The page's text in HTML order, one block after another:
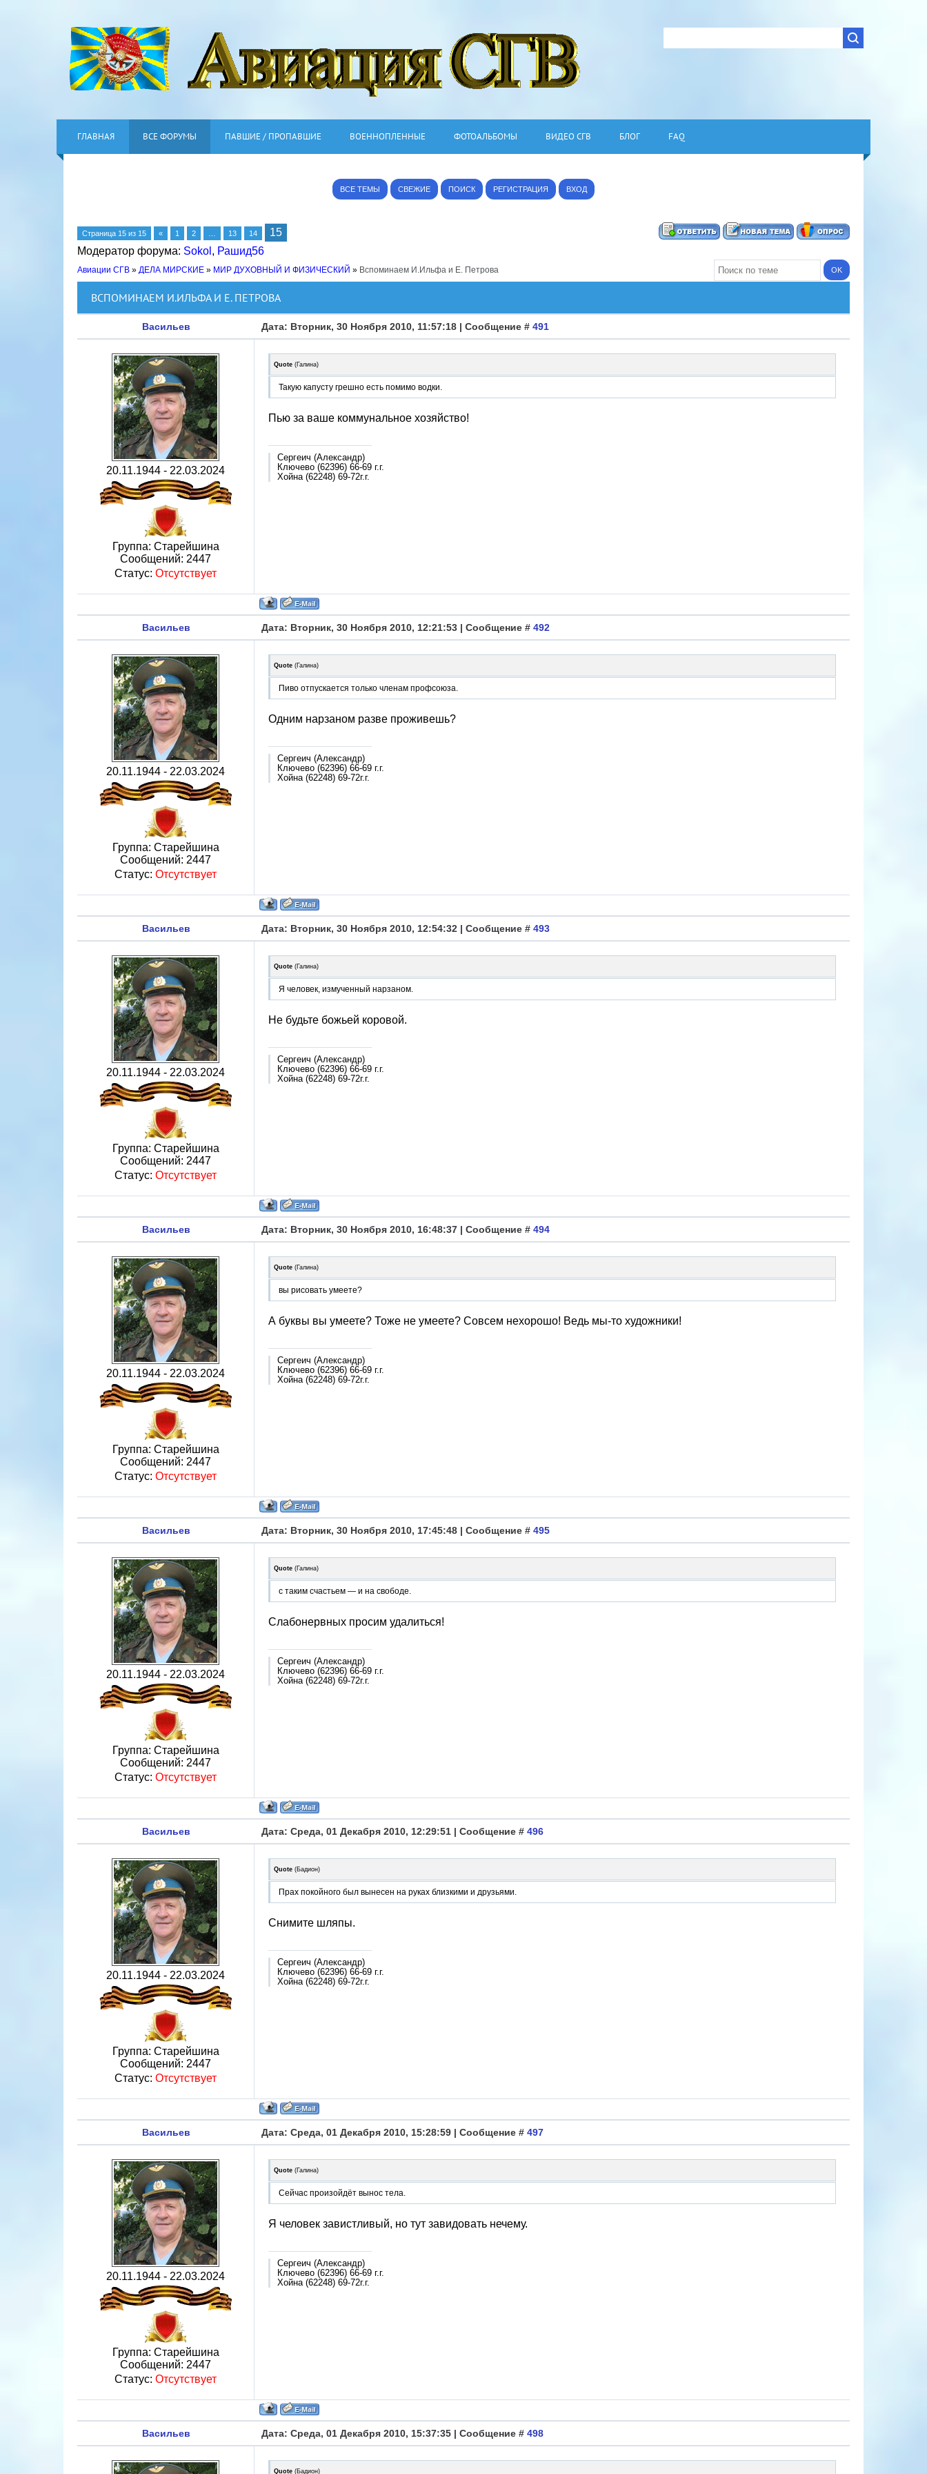
ГЛАВНАЯ ВСЕ ФОРУМЫ ПАВШИЕ / ПРОПАВШИЕ ВОЕННОПЛЕННЫЕ ФОТОАЛЬБОМЫ ВИДЕО СГВ БЛОГ FAQ
ВСЕ ТЕМЫ СВЕЖИЕ ПОИСК РЕГИСТРАЦИЯ ВХОД
Страница 15 из 15 « 1 2 13 14
15
Модератор форума: Sokol , Рашид56
Авиации СГВ » ДЕЛА МИРСКИЕ » МИР ДУХОВНЫЙ И ФИЗИЧЕСКИЙ » Вспоминаем И.Ильфа и Е. Петрова
ВСПОМИНАЕМ И.ИЛЬФА И Е. ПЕТРОВА
Васильев Дата: Вторник, 30 Ноября 2010, 11:57:18 | Сообщение # 491
20.11.1944 - 22.03.2024
Группа: Старейшина
Сообщений: 2447
Статус: Отсутствует
Quote (Галина)
Такую капусту грешно есть помимо водки.
Пью за ваше коммунальное хозяйство!
Сергеич (Александр)
Ключево (62396) 66-69 г.г.
Хойна (62248) 69-72г.г.
Васильев Дата: Вторник, 30 Ноября 2010, 12:21:53 | Сообщение # 492
20.11.1944 - 22.03.2024
Группа: Старейшина
Сообщений: 2447
Статус: Отсутствует
Quote (Галина)
Пиво отпускается только членам профсоюза.
Одним нарзаном разве проживешь?
Сергеич (Александр)
Ключево (62396) 66-69 г.г.
Хойна (62248) 69-72г.г.
Васильев Дата: Вторник, 30 Ноября 2010, 12:54:32 | Сообщение # 493
20.11.1944 - 22.03.2024
Группа: Старейшина
Сообщений: 2447
Статус: Отсутствует
Quote (Галина)
Я человек, измученный нарзаном.
Не будьте божьей коровой.
Сергеич (Александр)
Ключево (62396) 66-69 г.г.
Хойна (62248) 69-72г.г.
Васильев Дата: Вторник, 30 Ноября 2010, 16:48:37 | Сообщение # 494
20.11.1944 - 22.03.2024
Группа: Старейшина
Сообщений: 2447
Статус: Отсутствует
Quote (Галина)
вы рисовать умеете?
А буквы вы умеете? Тоже не умеете? Совсем нехорошо! Ведь мы-то художники!
Сергеич (Александр)
Ключево (62396) 66-69 г.г.
Хойна (62248) 69-72г.г.
Васильев Дата: Вторник, 30 Ноября 2010, 17:45:48 | Сообщение # 495
20.11.1944 - 22.03.2024
Группа: Старейшина
Сообщений: 2447
Статус: Отсутствует
Quote (Галина)
с таким счастьем — и на свободе.
Слабонервных просим удалиться!
Сергеич (Александр)
Ключево (62396) 66-69 г.г.
Хойна (62248) 69-72г.г.
Васильев Дата: Среда, 01 Декабря 2010, 12:29:51 | Сообщение # 496
20.11.1944 - 22.03.2024
Группа: Старейшина
Сообщений: 2447
Статус: Отсутствует
Quote (Бадион)
Прах покойного был вынесен на руках близкими и друзьями.
Снимите шляпы.
Сергеич (Александр)
Ключево (62396) 66-69 г.г.
Хойна (62248) 69-72г.г.
Васильев Дата: Среда, 01 Декабря 2010, 15:28:59 | Сообщение # 497
20.11.1944 - 22.03.2024
Группа: Старейшина
Сообщений: 2447
Статус: Отсутствует
Quote (Галина)
Сейчас произойдёт вынос тела.
Я человек завистливый, но тут завидовать нечему.
Сергеич (Александр)
Ключево (62396) 66-69 г.г.
Хойна (62248) 69-72г.г.
Васильев Дата: Среда, 01 Декабря 2010, 15:37:35 | Сообщение # 498
Quote (Бадион)